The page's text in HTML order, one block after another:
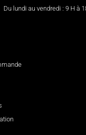
Du lundi au vendredi : 9 H à